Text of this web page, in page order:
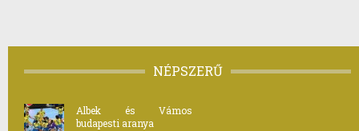
NÉPSZERŰ
Albek és Vámos
budapesti aranya